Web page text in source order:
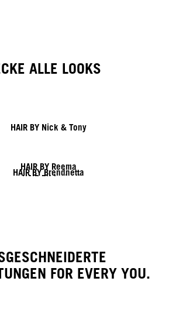
ALLE LOOKS
HAIR BY Nick & Tony
HAIR BY Reema
HAIR BY Brendnetta
HAIR BY Javier
FOR EVERY YOU.